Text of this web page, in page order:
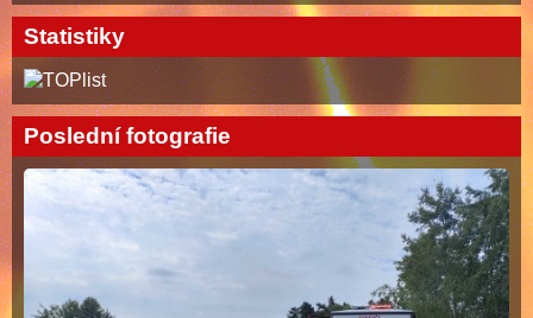
Statistiky
Poslední fotografie